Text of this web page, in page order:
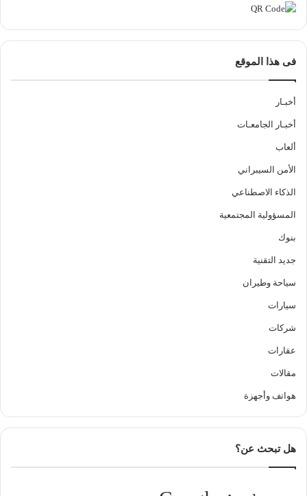
فى هذا الموقع
أخبـار
أخبـار الجامعـات
ألعاب
الأمن السيبراني
الذكاء الاصطناعي
المسؤولية المجتمعية
بنوك
جديد التقنية
سياحة وطيران
سيارات
شركات
عقارات
مقالات
هواتف وأجهزة
هل تبحث عن؟